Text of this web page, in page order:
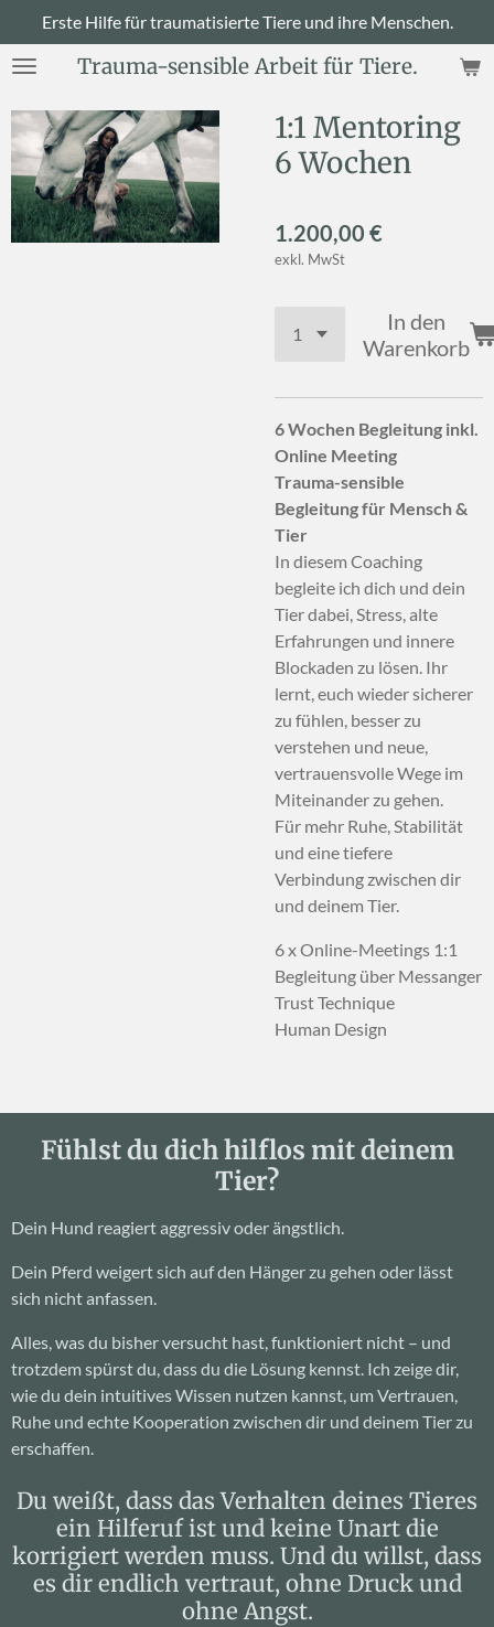
Zum
Hauptinhalt
springenTrauma-sensible Arbeit für Tiere.
Erste Hilfe für traumatisierte Tiere und ihre Menschen.
1:1 Mentoring
6 Wochen
1.200,00 €
exkl. MwSt
In den
Warenkorb
6 Wochen Begleitung inkl.
Online Meeting
Trauma-sensible
Begleitung für Mensch &
Tier
In diesem Coaching
begleite ich dich und dein
Tier dabei, Stress, alte
Erfahrungen und innere
Blockaden zu lösen. Ihr
lernt, euch wieder sicherer
zu fühlen, besser zu
verstehen und neue,
vertrauensvolle Wege im
Miteinander zu gehen.
Für mehr Ruhe, Stabilität
und eine tiefere
Verbindung zwischen dir
und deinem Tier.
6 x Online-Meetings 1:1
Begleitung über Messanger
Trust Technique
Human Design
Fühlst du dich hilflos mit deinem
Tier?
Dein Hund reagiert aggressiv oder ängstlich.
Dein Pferd weigert sich auf den Hänger zu gehen oder lässt
sich nicht anfassen.
Alles, was du bisher versucht hast, funktioniert nicht – und
trotzdem spürst du, dass du die Lösung kennst. Ich zeige dir,
wie du dein intuitives Wissen nutzen kannst, um Vertrauen,
Ruhe und echte Kooperation zwischen dir und deinem Tier zu
erschaffen.
Du weißt, dass das Verhalten deines Tieres
ein Hilferuf ist und keine Unart die
korrigiert werden muss. Und du willst, dass
es dir endlich vertraut, ohne Druck und
ohne Angst.